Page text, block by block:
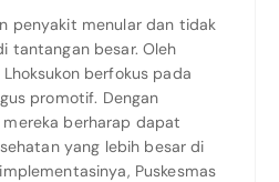
penyakit menular dan tidak
tantangan besar. Oleh
berfokus pada
promotif. Dengan
berharap dapat
yang lebih besar di
Puskesmas